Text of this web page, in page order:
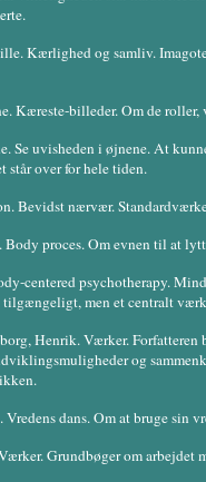
Kærlighed og samliv.
Kæreste-billeder. Om de
Se uvisheden i øjnene. At
står over for hele tiden.
Bevidst nærvær.
Body proces. Om evnen til at
centered psychotherapy.
tilgængeligt, men et centralt
Henrik. Værker. Forfatteren
og
Vredens dans. Om at bruge sin
Grundbøger om arbejdet